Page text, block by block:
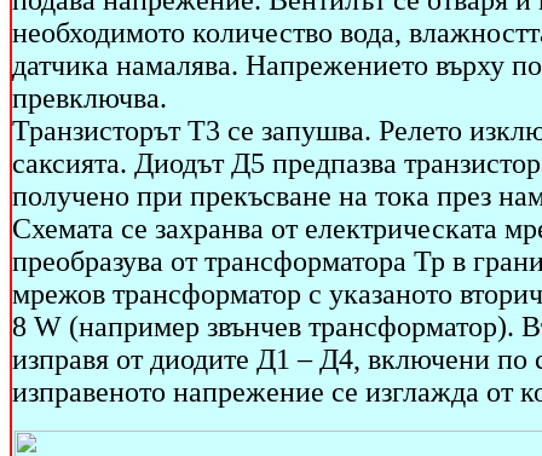
необходимото количество вода,
датчика намалява. Напрежението върху
превключва.
Транзисторът Т3 се запушва. Релето
саксията. Диодът Д5 предпазва
получено при прекъсване на тока през
Схемата се захранва от електрическата
преобразува от трансформатора Тр в
мрежов трансформатор с указаното
8 W (например звънчев трансформатор).
изправя от диодите Д1 – Д4, включени по
изправеното напрежение се изглажда от